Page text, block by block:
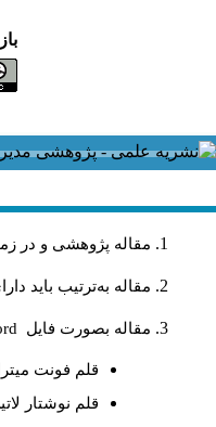
مقاله پژوهشی و در
مقاله به‌ترتیب باید
مقاله بصورت فايل
قلم فونت ميترا
قلم نوشتار